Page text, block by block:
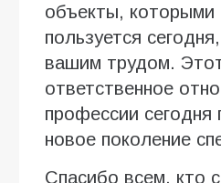
объекты, которыми
пользуется
вашим трудом.
ответственное
профессии сегодня
новое поколение
Спасибо всем, кто